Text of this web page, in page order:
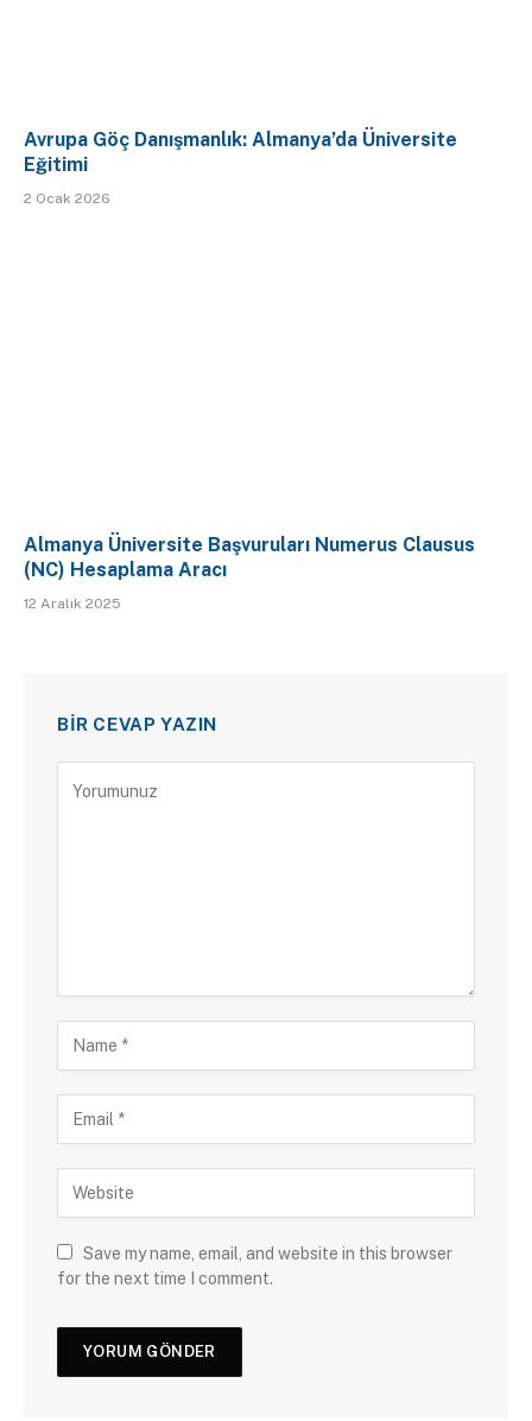
Avrupa Göç Danışmanlık: Almanya’da Üniversite
Eğitimi
2 Ocak 2026
Almanya Üniversite Başvuruları Numerus Clausus
(NC) Hesaplama Aracı
12 Aralık 2025
BIR CEVAP YAZIN
Save my name, email, and website in this browser
for the next time I comment.